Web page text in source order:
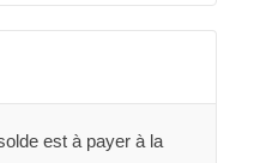
est à payer à la